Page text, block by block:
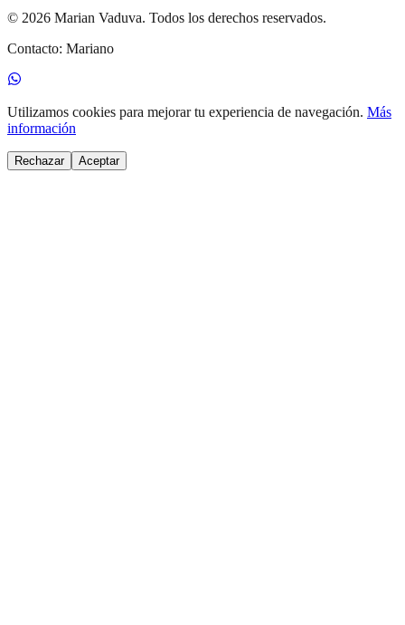
© 2026 Marian Vaduva. Todos los derechos reservados.
Contacto: Mariano
Utilizamos cookies para mejorar tu experiencia de navegación. Más
información
Rechazar Aceptar